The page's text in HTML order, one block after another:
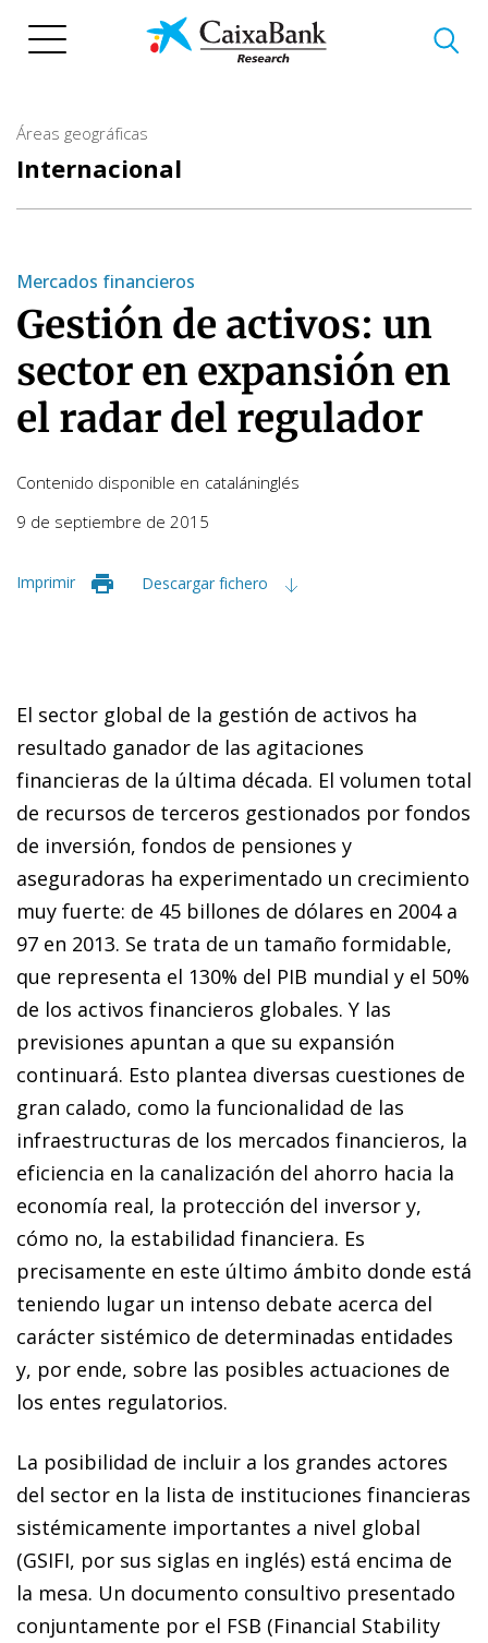
Áreas geográficas
Internacional
Mercados financieros
Gestión de activos: un
sector en expansión en
el radar del regulador
Contenido disponible en cataláninglés
9 de septiembre de 2015
Imprimir Descargar fichero
El sector global de la gestión de activos ha
resultado ganador de las agitaciones
financieras de la última década. El volumen total
de recursos de terceros gestionados por fondos
de inversión, fondos de pensiones y
aseguradoras ha experimentado un crecimiento
muy fuerte: de 45 billones de dólares en 2004 a
97 en 2013. Se trata de un tamaño formidable,
que representa el 130% del PIB mundial y el 50%
de los activos financieros globales. Y las
previsiones apuntan a que su expansión
continuará. Esto plantea diversas cuestiones de
gran calado, como la funcionalidad de las
infraestructuras de los mercados financieros, la
eficiencia en la canalización del ahorro hacia la
economía real, la protección del inversor y,
cómo no, la estabilidad fi­­nanciera. Es
precisamente en este último ámbito donde está
teniendo lugar un intenso debate acerca del
carácter sistémico de determinadas entidades
y, por ende, sobre las posibles actuaciones de
los entes regulatorios.
La posibilidad de incluir a los grandes actores
del sector en la lista de instituciones financieras
sistémicamente importantes a nivel global
(GSIFI, por sus siglas en inglés) está encima de
la mesa. Un documento consultivo presentado
conjuntamente por el FSB (Financial Stability